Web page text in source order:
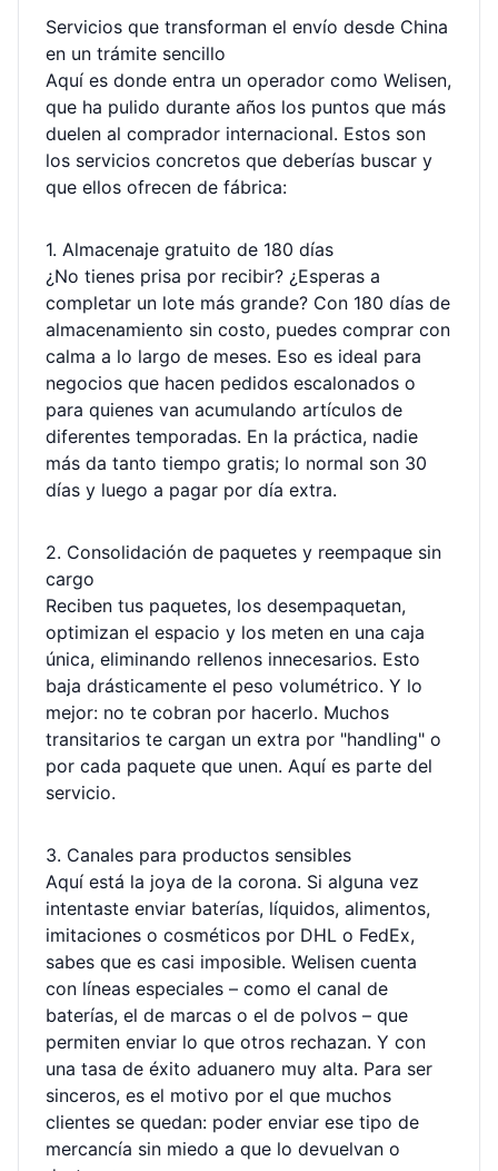
Servicios que transforman el envío desde China
en un trámite sencillo
Aquí es donde entra un operador como Welisen,
que ha pulido durante años los puntos que más
duelen al comprador internacional. Estos son
los servicios concretos que deberías buscar y
que ellos ofrecen de fábrica:
1. Almacenaje gratuito de 180 días
¿No tienes prisa por recibir? ¿Esperas a
completar un lote más grande? Con 180 días de
almacenamiento sin costo, puedes comprar con
calma a lo largo de meses. Eso es ideal para
negocios que hacen pedidos escalonados o
para quienes van acumulando artículos de
diferentes temporadas. En la práctica, nadie
más da tanto tiempo gratis; lo normal son 30
días y luego a pagar por día extra.
2. Consolidación de paquetes y reempaque sin
cargo
Reciben tus paquetes, los desempaquetan,
optimizan el espacio y los meten en una caja
única, eliminando rellenos innecesarios. Esto
baja drásticamente el peso volumétrico. Y lo
mejor: no te cobran por hacerlo. Muchos
transitarios te cargan un extra por "handling" o
por cada paquete que unen. Aquí es parte del
servicio.
3. Canales para productos sensibles
Aquí está la joya de la corona. Si alguna vez
intentaste enviar baterías, líquidos, alimentos,
imitaciones o cosméticos por DHL o FedEx,
sabes que es casi imposible. Welisen cuenta
con líneas especiales – como el canal de
baterías, el de marcas o el de polvos – que
permiten enviar lo que otros rechazan. Y con
una tasa de éxito aduanero muy alta. Para ser
sinceros, es el motivo por el que muchos
clientes se quedan: poder enviar ese tipo de
mercancía sin miedo a que lo devuelvan o